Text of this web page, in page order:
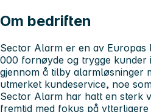
Om bedriften
Sector Alarm er en av
000 fornøyde og trygge
gjennom å tilby alarmløsninger
utmerket kundeservice, noe
Sector Alarm har hatt en sterk
fremtid med fokus på